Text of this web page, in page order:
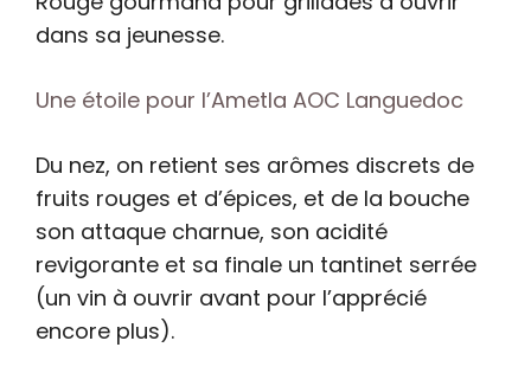
dans sa jeunesse.
Une étoile pour l’Ametla AOC Languedoc
Du nez, on retient ses arômes discrets de
fruits rouges et d’épices, et de la bouche
son attaque charnue, son acidité
revigorante et sa finale un tantinet serrée
(un vin à ouvrir avant pour l’apprécié
encore plus).